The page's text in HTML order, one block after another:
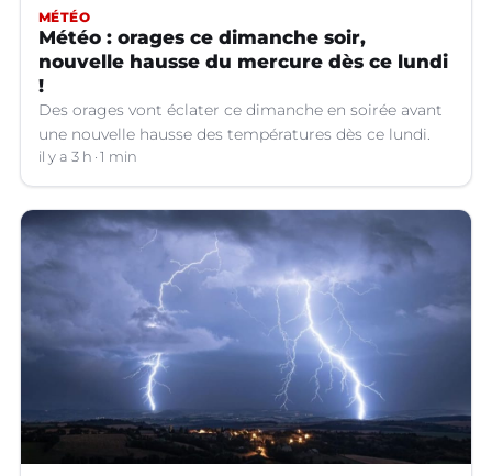
MÉTÉO
Météo : orages ce dimanche soir,
nouvelle hausse du mercure dès ce lundi
!
Des orages vont éclater ce dimanche en soirée avant
une nouvelle hausse des températures dès ce lundi.
il y a 3 h 1 min